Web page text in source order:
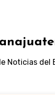
Noticias del